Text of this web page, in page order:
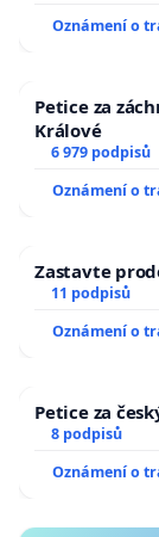
Oznámení o
Petice za
Králové
6 979 podpisů
Oznámení o
Zastavte
11 podpisů
Oznámení o
Petice za
8 podpisů
Oznámení o